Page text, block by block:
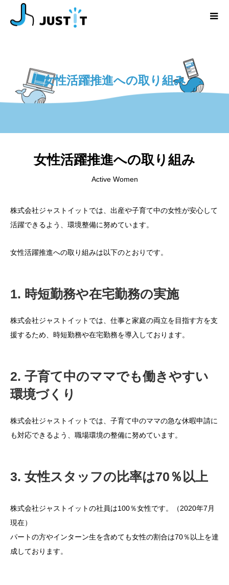
女性活躍推進への取り組み
女性活躍推進への取り組み
Active Women
株式会社ジャストイットでは、出産や子育て中の女性が安心して
活躍できるよう、環境整備に努めています。
女性活躍推進への取り組みは以下のとおりです。
1. 時短勤務や在宅勤務の実施
株式会社ジャストイットでは、仕事と家庭の両立を目指す方を支
援するため、時短勤務や在宅勤務を導入しております。
2. 子育て中のママでも働きやすい
環境づくり
株式会社ジャストイットでは、子育て中のママの急な休暇申請に
も対応できるよう、職場環境の整備に努めています。
3. 女性スタッフの比率は70％以上
株式会社ジャストイットの社員は100％女性です。（2020年7月
現在）
パートの方やインターン生を含めても女性の割合は70％以上を達
成しております。